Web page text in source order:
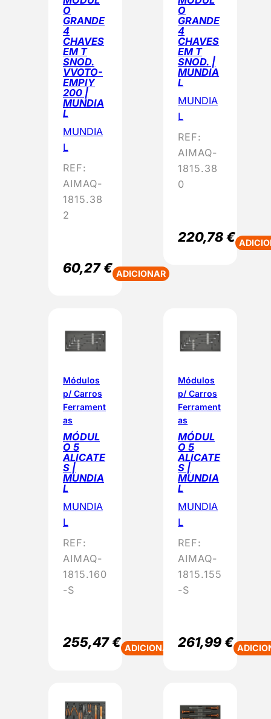
O
GRANDE
4
CHAVES
EM T
SNOD.
VVOTO-
EMPIY
200 |
MUNDIA
L
MUNDIA
L
REF:
AIMAQ-
1815.38
2
60,27€ ADICIONAR
O
GRANDE
4
CHAVES
EM T
SNOD. |
MUNDIA
L
MUNDIA
L
REF:
AIMAQ-
1815.38
0
220,78€
Módulos
p/ Carros
Ferrament
as
MÓDUL
O 5
ALICATE
S |
MUNDIA
L
MUNDIA
L
REF:
AIMAQ-
1815.160
-S
255,47€ ADICIONAR
Módulos
p/ Carros
Ferrament
as
MÓDUL
O 5
ALICATE
S |
MUNDIA
L
MUNDIA
L
REF:
AIMAQ-
1815.155
-S
261,99€